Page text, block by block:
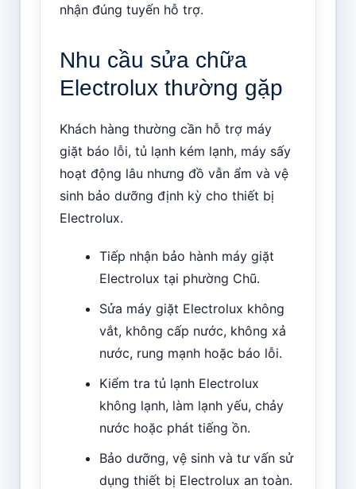
nhận đúng tuyến hỗ trợ.
Nhu cầu sửa chữa
Electrolux thường gặp
Khách hàng thường cần hỗ trợ máy
giặt báo lỗi, tủ lạnh kém lạnh, máy sấy
hoạt động lâu nhưng đồ vẫn ẩm và vệ
sinh bảo dưỡng định kỳ cho thiết bị
Electrolux.
Tiếp nhận bảo hành máy giặt
Electrolux tại phường Chũ.
Sửa máy giặt Electrolux không
vắt, không cấp nước, không xả
nước, rung mạnh hoặc báo lỗi.
Kiểm tra tủ lạnh Electrolux
không lạnh, làm lạnh yếu, chảy
nước hoặc phát tiếng ồn.
Bảo dưỡng, vệ sinh và tư vấn sử
dụng thiết bị Electrolux an toàn.